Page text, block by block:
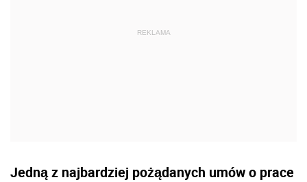
Jedną z najbardziej pożądanych umów o prace